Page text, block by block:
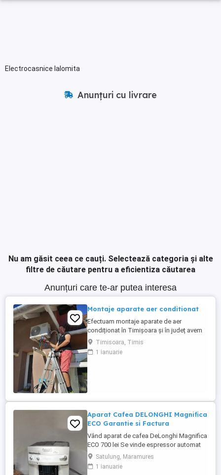
Electrocasnice Ialomita
Anunțuri cu livrare
Nu am găsit ceea ce cauți. Selectează categoria și alte
filtre de căutare pentru a eficientiza căutarea
Anunțuri care te-ar putea interesa
Montaje aparate aer conditionat
Efectuam montaje aparate de aer
condiționat în Timișoara și în județ avem
experiență de peste 10 ani ,oferim
garanția montajului efectuam igienizarea
,mentenanță aparatelor ,reparam încărcăm
Timisoara, Timis
1 ianuarie
Aparat Cafea DELONGHI Magnifica
ECO Garantie si Factura
Vând aparat de cafea DeLonghi Magnifica
ECO 700 lei Se vinde espressor automat
DeLonghi Magnifica ECO, în stare foarte
bună de funcționare. Prepară espresso,
cafea și cappuccino cu cafea boabe sau
Satulung, Maramures
1 ianuarie